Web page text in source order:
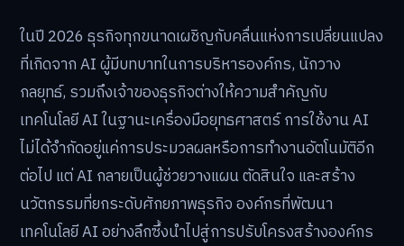
ในปี 2026 ธุรกิจทุกขนาดเผชิญกับคลื่นแห่งการเปลี่ยนแปลง
ที่เกิดจาก AI ผู้มีบทบาทในการบริหารองค์กร, นักวาง
กลยุทธ์, รวมถึงเจ้าของธุรกิจต่างให้ความสำคัญกับ
เทคโนโลยี AI ในฐานะเครื่องมือยุทธศาสตร์ การใช้งาน AI
ไม่ได้จำกัดอยู่แค่การประมวลผลหรือการทำงานอัตโนมัติอีก
ต่อไป แต่ AI กลายเป็นผู้ช่วยวางแผน ตัดสินใจ และสร้าง
นวัตกรรมที่ยกระดับศักยภาพธุรกิจ องค์กรที่พัฒนา
เทคโนโลยี AI อย่างลึกซึ้งนำไปสู่การปรับโครงสร้างองค์กร